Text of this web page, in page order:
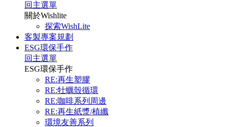
回主選單
關於Wishlite
探索WishLite
客製專案規劃
ESG環保手作
回主選單
ESG環保手作
RE:再生塑膠
RE:牡蠣殼循環
RE:咖啡系列周邊
RE:再生紙漿/植纖
環境友善系列